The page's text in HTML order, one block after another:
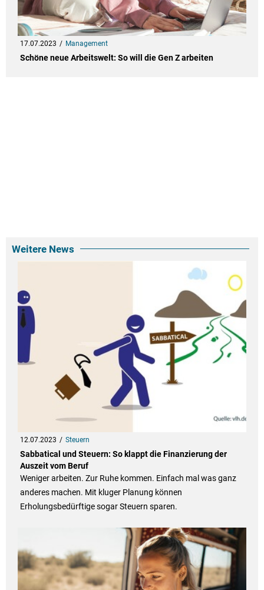
17.07.2023 Management
Schöne neue Arbeitswelt: So will die Gen Z arbeiten
Weitere News
12.07.2023 Steuern
Sabbatical und Steuern: So klappt die Finanzierung der
Auszeit vom Beruf
Weniger arbeiten. Zur Ruhe kommen. Einfach mal was ganz
anderes machen. Mit kluger Planung können
Erholungsbedürftige sogar Steuern sparen.